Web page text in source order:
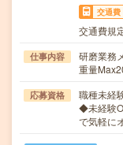
交通費
交通費規
仕事内容
研磨業務
重量
応募資格
職種未経
◆未経験
で気軽に